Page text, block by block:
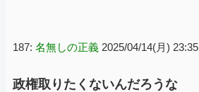
187: 名無しの正義 2025/04/14(月)
政権取りたくないんだろうな